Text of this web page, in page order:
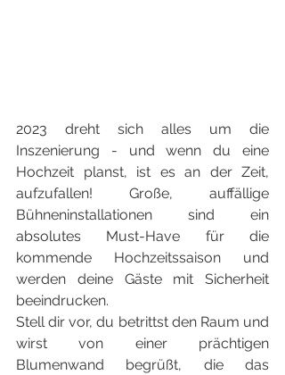
2023 dreht sich alles um die
Inszenierung - und wenn du eine
Hochzeit planst, ist es an der Zeit,
aufzufallen! Große, auffällige
Bühneninstallationen sind ein
absolutes Must-Have für die
kommende Hochzeitssaison und
werden deine Gäste mit Sicherheit
beeindrucken.
Stell dir vor, du betrittst den Raum und
wirst von einer prächtigen
Blumenwand begrüßt, die das